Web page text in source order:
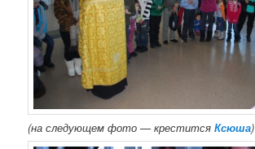
(на следующем фото — креститсяКсюша)